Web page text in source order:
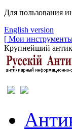
Для пользования
English version
[ Мои
Крупнейший